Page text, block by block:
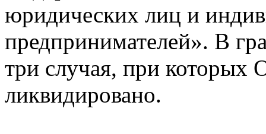
юридических лиц и
предпринимателей». В
три случая, при
ликвидировано.